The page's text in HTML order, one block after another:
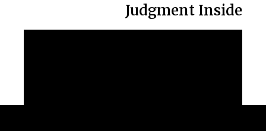
Judgment Inside